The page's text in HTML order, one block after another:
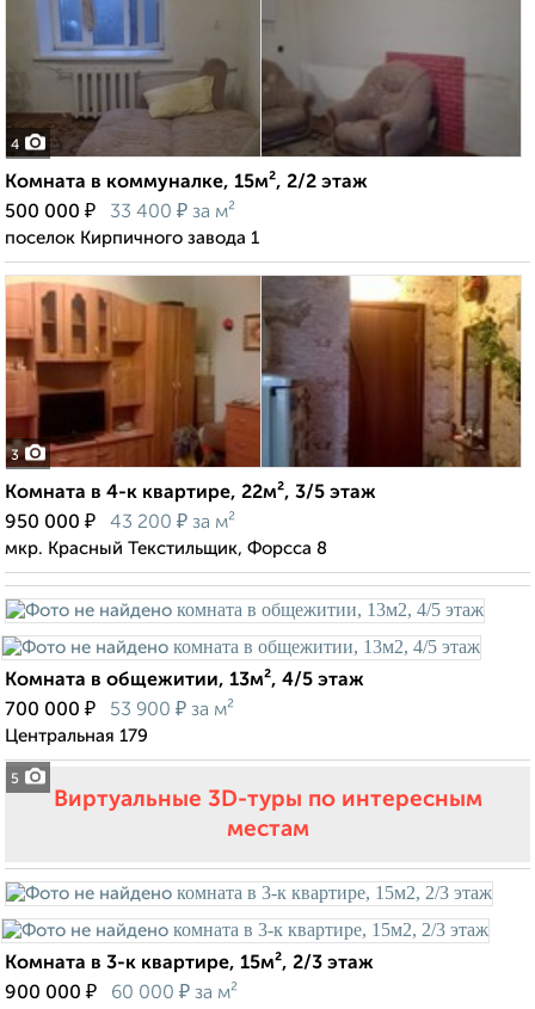
4
Комната в коммуналке, 15м², 2/2 этаж
500 000 ₽ 33 400 ₽ за м²
поселок Кирпичного завода 1
3
Комната в 4-к квартире, 22м², 3/5 этаж
950 000 ₽ 43 200 ₽ за м²
мкр. Красный Текстильщик, Форсса 8
5
Комната в общежитии, 13м², 4/5 этаж
700 000 ₽ 53 900 ₽ за м²
Центральная 179
Виртуальные 3D-туры по интересным
местам
Комната в 3-к квартире, 15м², 2/3 этаж
900 000 ₽ 60 000 ₽ за м²